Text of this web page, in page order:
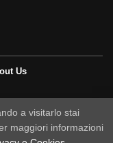
Us
a visitarlo stai
maggiori informazioni